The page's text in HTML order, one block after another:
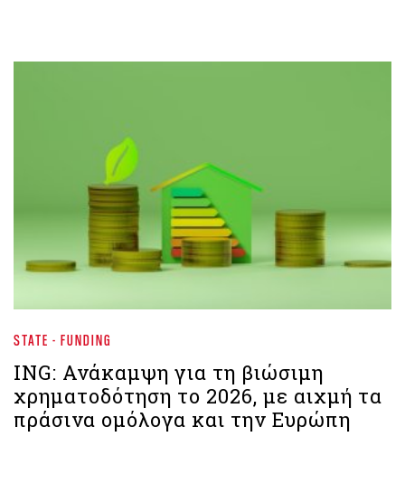
STATE - FUNDING
ING: Ανάκαμψη για τη βιώσιμη
χρηματοδότηση το 2026, με αιχμή τα
πράσινα ομόλογα και την Ευρώπη